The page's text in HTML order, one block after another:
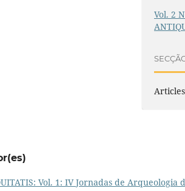
Vol. 2
Articles
Vol. 1: IV Jornadas de Arqueologia